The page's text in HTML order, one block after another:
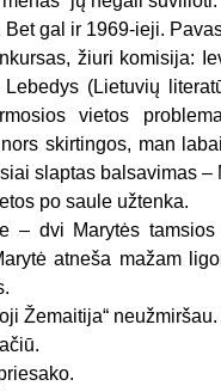
gal ir 1969-ieji.
žiuri komisija:
(Lietuvių
vietos
skirtingos, man
slaptas balsavimas
po saule užtenka.
– dvi Marytės
atneša mažam
Žemaitija“ neužmiršau.